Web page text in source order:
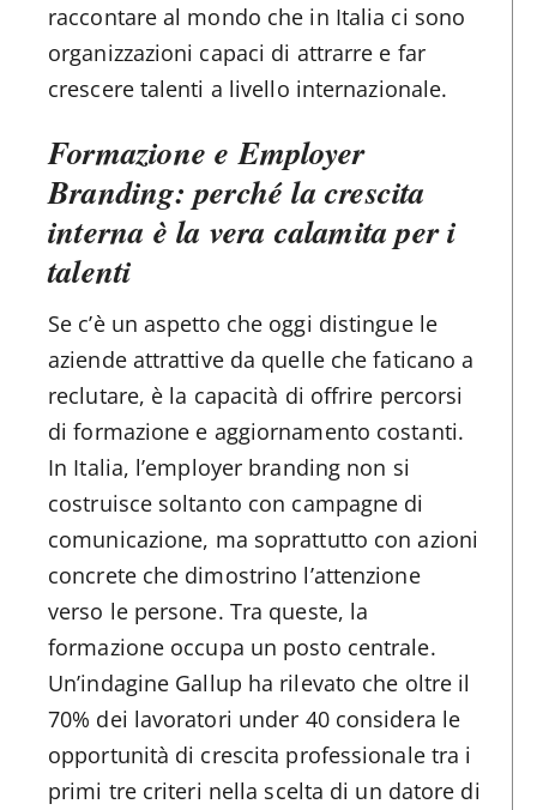
raccontare al mondo che in Italia ci sono
organizzazioni capaci di attrarre e far
crescere talenti a livello internazionale.
Formazione e Employer
Branding: perché la crescita
interna è la vera calamita per i
talenti
Se c’è un aspetto che oggi distingue le
aziende attrattive da quelle che faticano a
reclutare, è la capacità di offrire percorsi
di formazione e aggiornamento costanti.
In Italia, l’employer branding non si
costruisce soltanto con campagne di
comunicazione, ma soprattutto con azioni
concrete che dimostrino l’attenzione
verso le persone. Tra queste, la
formazione occupa un posto centrale.
Un’indagine Gallup ha rilevato che oltre il
70% dei lavoratori under 40 considera le
opportunità di crescita professionale tra i
primi tre criteri nella scelta di un datore di